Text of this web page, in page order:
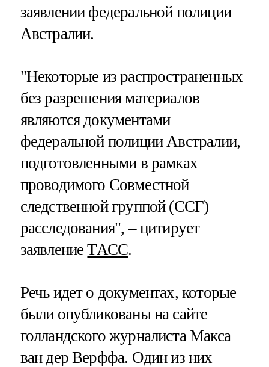
заявлении федеральной полиции
Австралии.
"Некоторые из распространенных
без разрешения материалов
являются документами
федеральной полиции Австралии,
подготовленными в рамках
проводимого Совместной
следственной группой (ССГ)
расследования", – цитирует
заявлениеТАСС.
Речь идет о документах, которые
были опубликованы на сайте
голландского журналиста Макса
ван дер Верффа. Один из них